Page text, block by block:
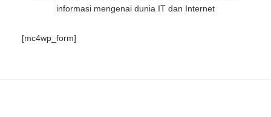
informasi mengenai dunia IT dan Internet
[mc4wp_form]